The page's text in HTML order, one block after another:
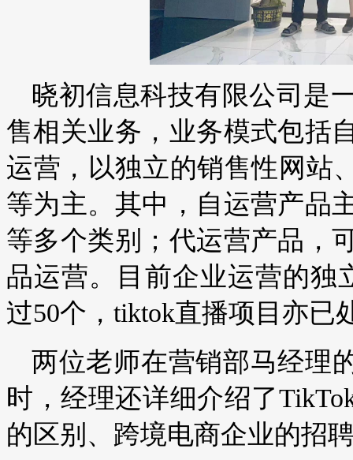
晓初信息科技有限公司是
售相关业务，业务模式包括
运营，以独立的销售性网站
等为主。其中，自运营产品
等多个类别；代运营产品，
品运营。目前企业运营的独
过50个，tiktok直播项目亦已
两位老师在营销部马经理
时，经理还详细介绍了
的区别、跨境电商企业的招